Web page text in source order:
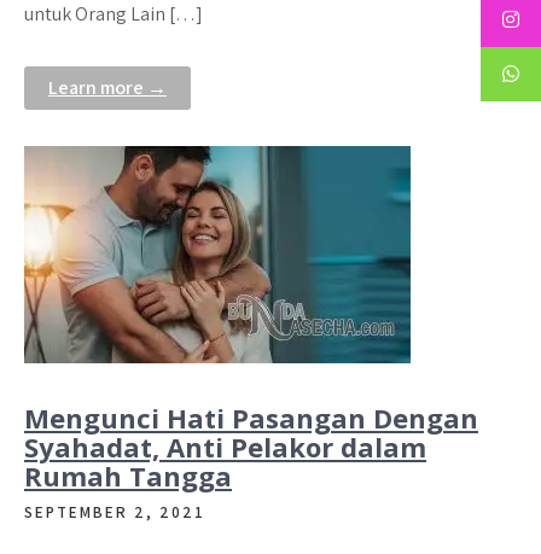
untuk Orang Lain […]
Learn more →
Mengunci Hati Pasangan Dengan
Syahadat, Anti Pelakor dalam
Rumah Tangga
SEPTEMBER 2, 2021